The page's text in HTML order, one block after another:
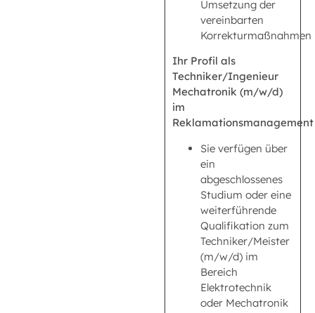
Umsetzung der
vereinbarten
Korrekturmaßnahmen
Ihr Profil als
Techniker/Ingenieur
Mechatronik (m/w/d)
im
Reklamationsmanagement
Sie verfügen über
ein
abgeschlossenes
Studium oder eine
weiterführende
Qualifikation zum
Techniker/Meister
(m/w/d) im
Bereich
Elektrotechnik
oder Mechatronik